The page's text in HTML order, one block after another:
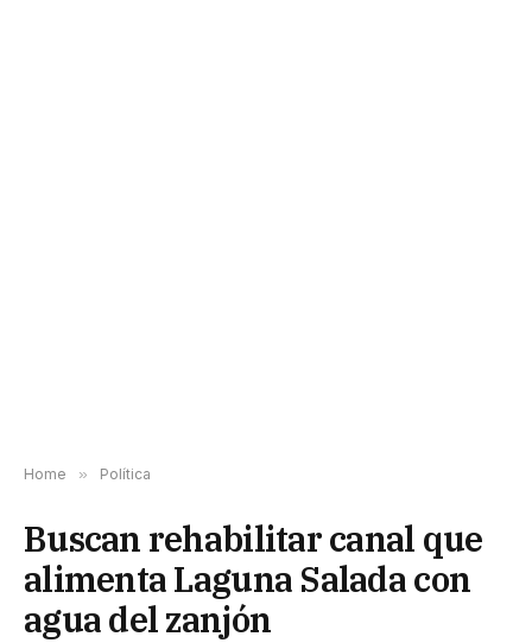
Home » Política
Buscan rehabilitar canal que
alimenta Laguna Salada con
agua del zanjón